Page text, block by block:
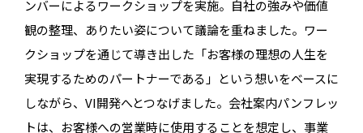
ンバーによるワークショップを実施。自社の強みや価値
観の整理、ありたい姿について議論を重ねました。ワー
クショップを通じて導き出した「お客様の理想の人生を
実現するためのパートナーである」という想いをベースに
しながら、VI開発へとつなげました。会社案内パンフレッ
トは、お客様への営業時に使用することを想定し、事業